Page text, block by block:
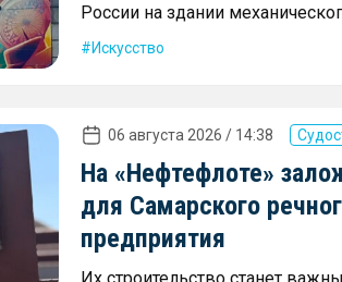
России на здании
Искусство
06 августа 2026 / 14:38
На «Нефтефлоте»
для Самарского
предприятия